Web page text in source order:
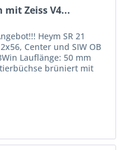
mit Zeiss V4...
Heym SR 21
Center und SIW OB
Lauflänge: 50 mm
brüniert mit